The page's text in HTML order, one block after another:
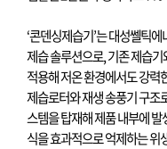
‘콘덴싱제습기’는 대성쎌틱에
제습 솔루션으로,기존 제습
적용해 저온 환경에서도 강력
제습로터와 재생 송풍기 구조
스템을 탑재해 제품 내부에
식을 효과적으로 억제하는 위